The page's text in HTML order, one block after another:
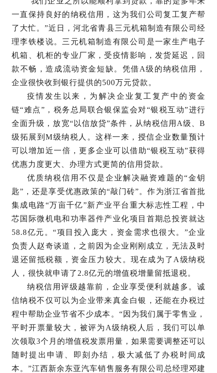
一直保持良好的纳税信用，这为我们公司复工复产帮
了大忙。”近日，河北省青县三元机箱制造有限公司经
理李铁楼说。三元机箱制造有限公司是一家生产电子
机箱、机柜的专业厂家，受疫情影响，发货延迟，回
款不畅，造成流动资金短缺。凭借A级的纳税信用，
企业很快收到银行提供的500万元贷款。
疫情发生以来，为解决企业复工复产中的资金
链“难点”，税务总局联合银保监会对“银税互动”进行
全面升级，放宽“以信放贷”条件，从纳税信用A级、B
级拓展到M级纳税人。这样一来，授信企业数量预计
可以增加近一倍，更多企业可以借助“银税互动”获得
优惠力度更大、办理方式更简的信用贷款。
优质纳税信用不仅是企业解决融资难题的“金钥
匙”，还是享受优惠政策的“敲门砖”。作为浙江省首批
集成电路“万亩千亿”新产业平台重大标志性工程，中
芯国际微机电和功率器件产业化项目首期总投资就达
58.8亿元。“项目投入庞大，资金需求也很大。”企业
负责人赵奇谈道，之前因为企业刚刚成立，无法及时
退还留抵税额，资金压力较大。现在成为了A级纳税
人，很快就申请了2.8亿元的增值税增量留抵退税。
纳税信用评级越靠前，企业享受便利就越多。诚
信纳税不仅可以为企业带来真金白银，还能在办税过
程中帮助企业节省不少成本。“因为我们属于零售业，
平时开票量较大，被评为A级纳税人后，我们可以单
次领取3个月的增值税发票用量，如果需要调整还可以
随时提出申请、即刻办结，极大减低了办税时间成
本。”江西新余东亚汽车销售服务有限公司总经理邓建